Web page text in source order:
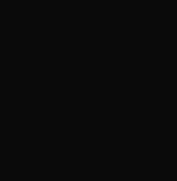
25 мм Opel Agila